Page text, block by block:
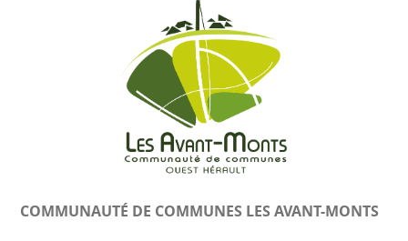
COMMUNAUTÉ DE COMMUNES LES AVANT-MONTS